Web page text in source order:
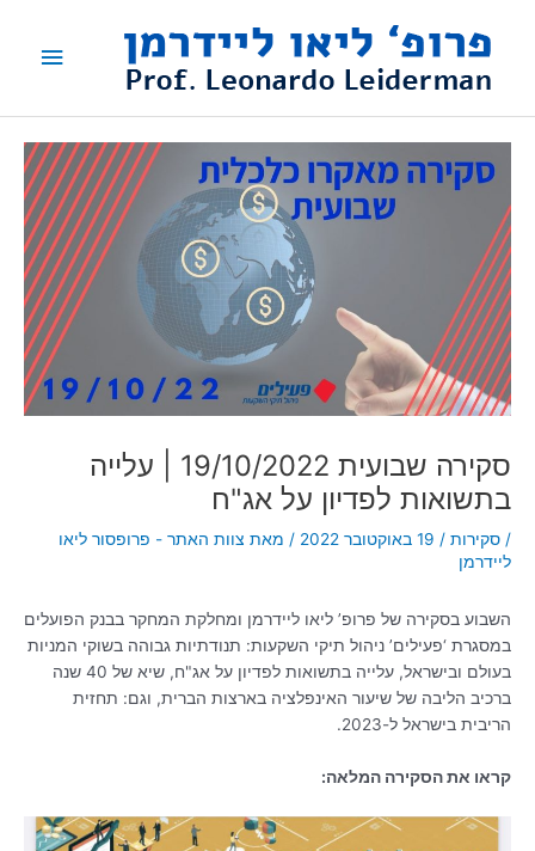
ראשי
סקירה שבועית 19/10/2022 | עלייה
בתשואות לפדיון על אג"ח
/ סקירות / 19 באוקטובר 2022 / מאת צוות האתר - פרופסור ליאו
ליידרמן
השבוע בסקירה של פרופ’ ליאו ליידרמן ומחלקת המחקר בבנק הפועלים
במסגרת ‘פעילים’ ניהול תיקי השקעות: תנודתיות גבוהה בשוקי המניות
בעולם ובישראל, עלייה בתשואות לפדיון על אג"ח, שיא של 40 שנה
ברכיב הליבה של שיעור האינפלציה בארצות הברית, וגם: תחזית
הריבית בישראל ל-2023.
קראו את הסקירה המלאה: